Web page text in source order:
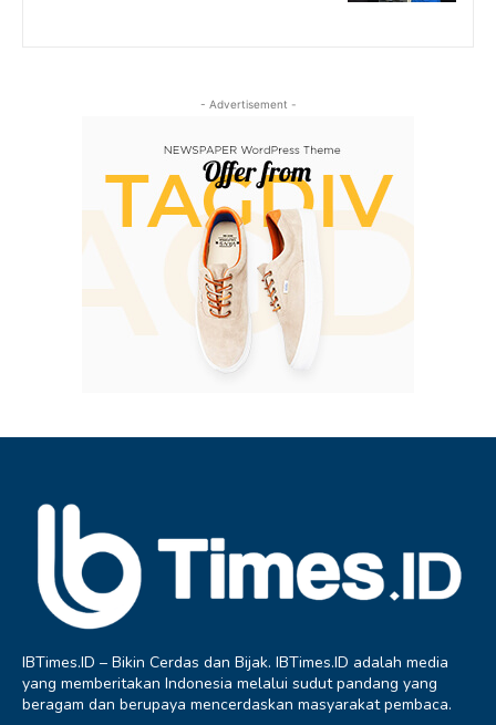
- Advertisement -
IBTimes.ID – Bikin Cerdas dan Bijak. IBTimes.ID adalah media
yang memberitakan Indonesia melalui sudut pandang yang
beragam dan berupaya mencerdaskan masyarakat pembaca.